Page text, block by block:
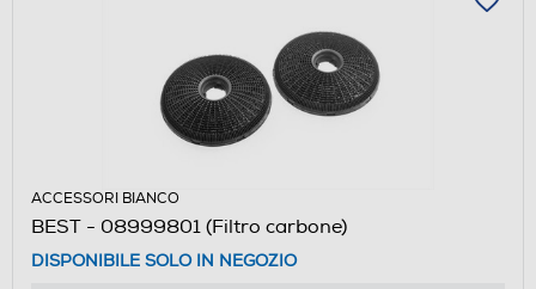
ACCESSORI BIANCO
BEST - 08999801 (Filtro carbone)
DISPONIBILE SOLO IN NEGOZIO